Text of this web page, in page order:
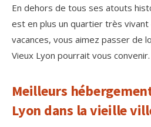
En dehors de tous ses atouts
est en plus un quartier très vivant
vacances, vous aimez passer de
Vieux Lyon pourrait vous convenir.
Meilleurs
Lyon dans la vieille